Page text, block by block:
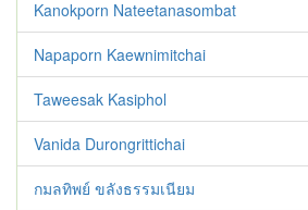
Kanokporn Nateetanasombat
Napaporn Kaewnimitchai
Taweesak Kasiphol
Vanida Durongrittichai
กมลทิพย์ ขลังธรรมเนียม